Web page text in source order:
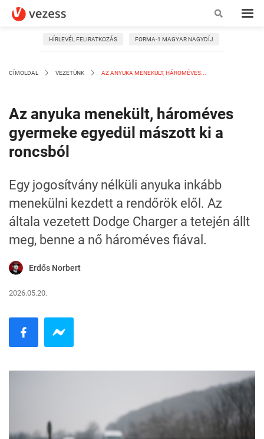
HÍRLEVÉL FELIRATKOZÁS FORMA-1 MAGYAR NAGYDÍJ
CÍMOLDAL VEZETÜNK AZ ANYUKA MENEKÜLT, HÁROMÉVES...
Az anyuka menekült, hároméves
gyermeke egyedül mászott ki a
roncsból
Egy jogosítvány nélküli anyuka inkább
menekülni kezdett a rendőrök elől. Az
általa vezetett Dodge Charger a tetején állt
meg, benne a nő hároméves fiával.
Erdős Norbert
2026.05.20.